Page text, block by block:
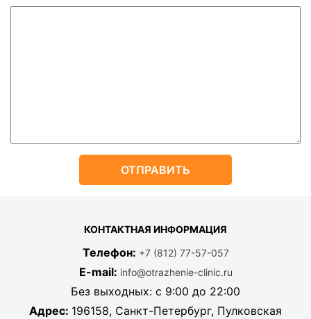
КОНТАКТНАЯ ИНФОРМАЦИЯ
Телефон: +7 (812) 77-57-057
E-mail: info@otrazhenie-clinic.ru
Без выходных: с 9:00 до 22:00
Адрес: 196158, Санкт-Петербург, Пулковская